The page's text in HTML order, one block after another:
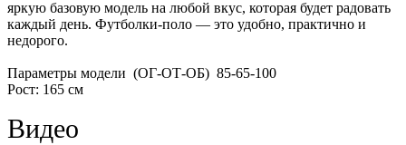
яркую базовую модель на любой вкус, которая будет радовать
каждый день. Футболки-поло — это удобно, практично и
недорого.
Параметры модели (ОГ-ОТ-ОБ) 85-65-100
Рост: 165 см
Видео